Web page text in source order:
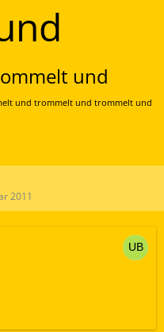
und
und trommelt und trommelt und
2011